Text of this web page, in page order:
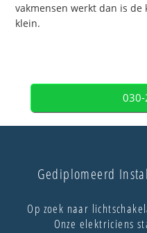
vakmensen werkt dan is
klein.
Gediplomeerd
Op zoek naar
Onze elektriciens